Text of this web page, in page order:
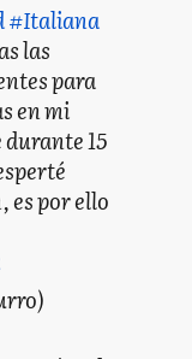
#Italiana
las
para
en mi
15
es por ello